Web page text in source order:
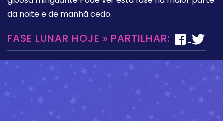
da noite e de manhã cedo.
FASE LUNAR HOJE » PARTILHAR: